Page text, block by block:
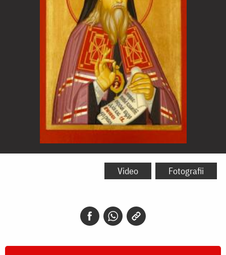
Sfântul
Video Fotografii